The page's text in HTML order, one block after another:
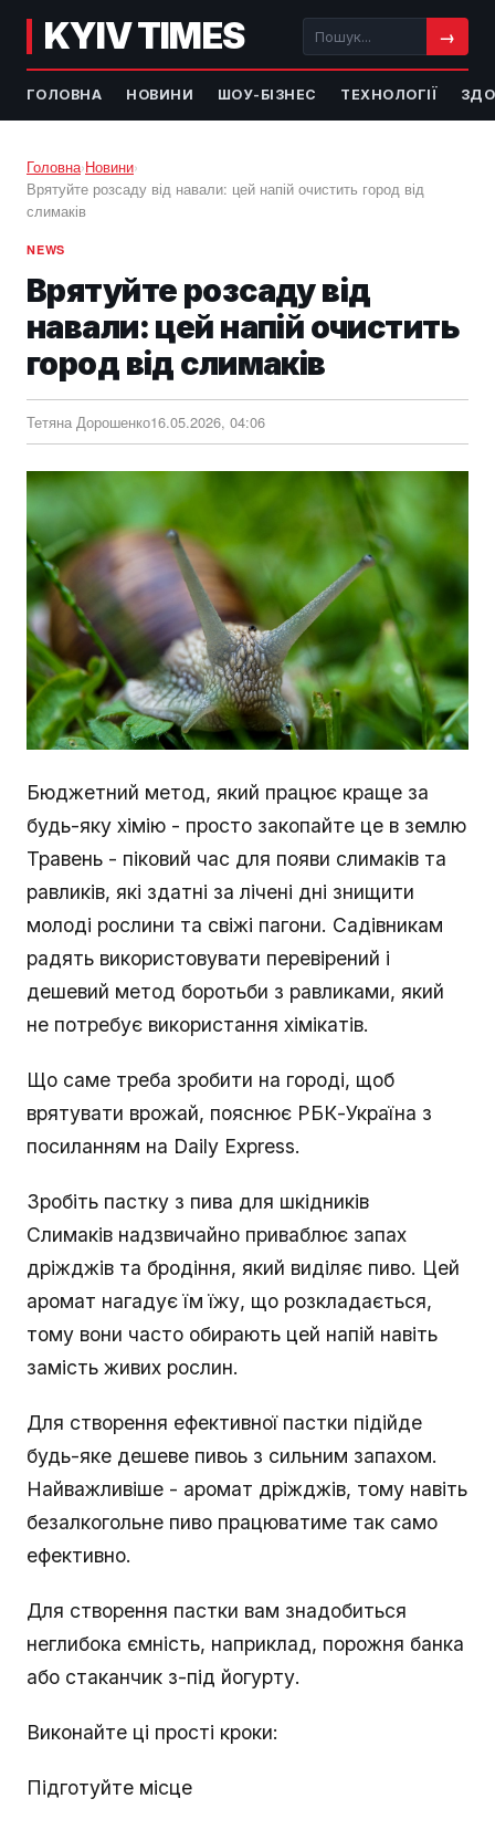
KYIV TIMES →
ГОЛОВНА НОВИНИ ШОУ-БІЗНЕС ТЕХНОЛОГІЇ
Головна›Новини›
Врятуйте розсаду від навали: цей напій очистить город від
слимаків
NEWS
Врятуйте розсаду від
навали: цей напій очистить
город від слимаків
Тетяна Дорошенко16.05.2026, 04:06
Бюджетний метод, який працює краще за
будь-яку хімію - просто закопайте це в землю
Травень - піковий час для появи слимаків та
равликів, які здатні за лічені дні знищити
молоді рослини та свіжі пагони. Садівникам
радять використовувати перевірений і
дешевий метод боротьби з равликами, який
не потребує використання хімікатів.
Що саме треба зробити на городі, щоб
врятувати врожай, пояснює РБК-Україна з
посиланням на Daily Express.
Зробіть пастку з пива для шкідників
Слимаків надзвичайно приваблює запах
дріжджів та бродіння, який виділяє пиво. Цей
аромат нагадує їм їжу, що розкладається,
тому вони часто обирають цей напій навіть
замість живих рослин.
Для створення ефективної пастки підійде
будь-яке дешеве пивоь з сильним запахом.
Найважливіше - аромат дріжджів, тому навіть
безалкогольне пиво працюватиме так само
ефективно.
Для створення пастки вам знадобиться
неглибока ємність, наприклад, порожня банка
або стаканчик з-під йогурту.
Виконайте ці прості кроки:
Підготуйте місце